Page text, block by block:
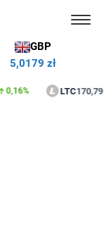
GBP
5,0179 zł
LTC170,79 zł